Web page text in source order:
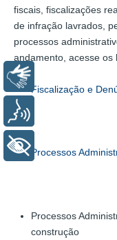
fiscais, fiscalizações
de infração lavrados,
processos
andamento, acesse os
Fiscalização e
Processos
Processos
construção